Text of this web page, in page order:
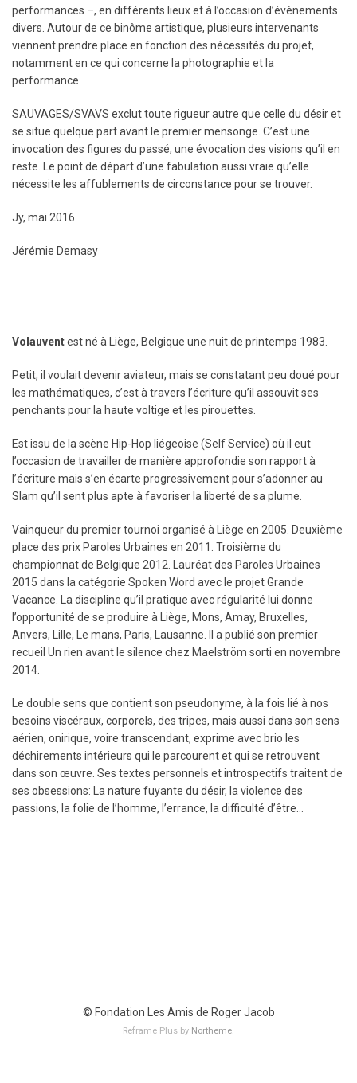
performances –, en différents lieux et à l’occasion d’évènements
divers. Autour de ce binôme artistique, plusieurs intervenants
viennent prendre place en fonction des nécessités du projet,
notamment en ce qui concerne la photographie et la
performance.
SAUVAGES/SVAVS exclut toute rigueur autre que celle du désir et
se situe quelque part avant le premier mensonge. C’est une
invocation des figures du passé, une évocation des visions qu’il en
reste. Le point de départ d’une fabulation aussi vraie qu’elle
nécessite les affublements de circonstance pour se trouver.
Jy, mai 2016
Jérémie Demasy
Volauventest né à Liège, Belgique une nuit de printemps 1983.
Petit, il voulait devenir aviateur, mais se constatant peu doué pour
les mathématiques, c’est à travers l’écriture qu’il assouvit ses
penchants pour la haute voltige et les pirouettes.
Est issu de la scène Hip-Hop liégeoise (Self Service) où il eut
l’occasion de travailler de manière approfondie son rapport à
l’écriture mais s’en écarte progressivement pour s’adonner au
Slam qu’il sent plus apte à favoriser la liberté de sa plume.
Vainqueur du premier tournoi organisé à Liège en 2005. Deuxième
place des prix Paroles Urbaines en 2011. Troisième du
championnat de Belgique 2012. Lauréat des Paroles Urbaines
2015 dans la catégorie Spoken Word avec le projet Grande
Vacance. La discipline qu’il pratique avec régularité lui donne
l’opportunité de se produire à Liège, Mons, Amay, Bruxelles,
Anvers, Lille, Le mans, Paris, Lausanne. Il a publié son premier
recueil Un rien avant le silence chez Maelström sorti en novembre
2014.
Le double sens que contient son pseudonyme, à la fois lié à nos
besoins viscéraux, corporels, des tripes, mais aussi dans son sens
aérien, onirique, voire transcendant, exprime avec brio les
déchirements intérieurs qui le parcourent et qui se retrouvent
dans son œuvre. Ses textes personnels et introspectifs traitent de
ses obsessions: La nature fuyante du désir, la violence des
passions, la folie de l’homme, l’errance, la difficulté d’être…
© Fondation Les Amis de Roger Jacob
Reframe Plus by Northeme.